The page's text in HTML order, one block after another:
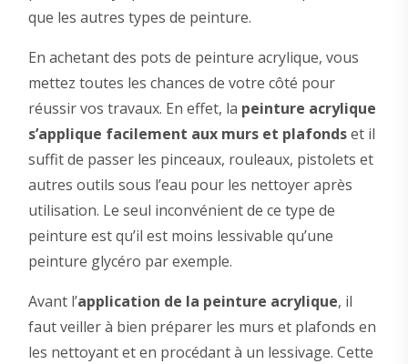
que les autres types de peinture.
En achetant des pots de peinture acrylique, vous
mettez toutes les chances de votre côté pour
réussir vos travaux. En effet, la peinture acrylique
s’applique facilement aux murs et plafondset il
suffit de passer les pinceaux, rouleaux, pistolets et
autres outils sous l’eau pour les nettoyer après
utilisation. Le seul inconvénient de ce type de
peinture est qu’il est moins lessivable qu’une
peinture glycéro par exemple.
Avant l’application de la peinture acrylique, il
faut veiller à bien préparer les murs et plafonds en
les nettoyant et en procédant à un lessivage. Cette